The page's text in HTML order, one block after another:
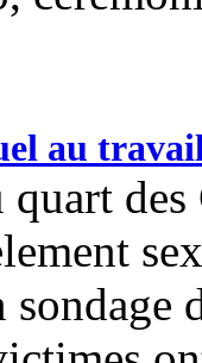
au
quart
sondage